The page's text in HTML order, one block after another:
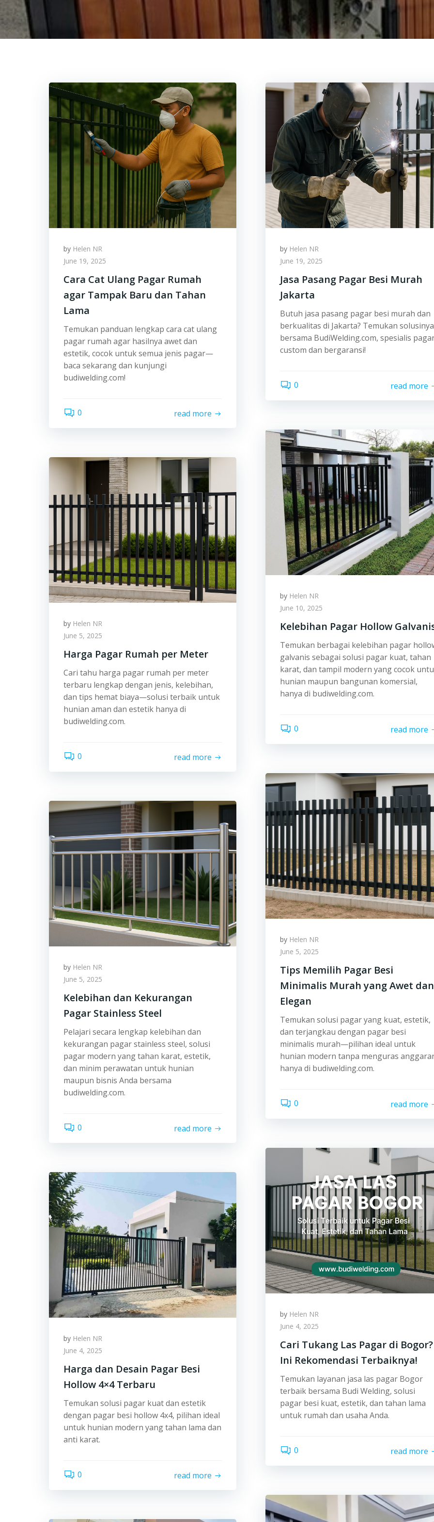
by Helen NR
June 19, 2025
Cara Cat Ulang Pagar Rumah
agar Tampak Baru dan Tahan
Lama
Temukan panduan lengkap cara cat ulang
pagar rumah agar hasilnya awet dan
estetik, cocok untuk semua jenis pagar—
baca sekarang dan kunjungi
budiwelding.com!
0 read more
by Helen NR
June 19, 2025
Jasa Pasang Pagar Besi Murah
Jakarta
Butuh jasa pasang pagar besi murah dan
berkualitas di Jakarta? Temukan solusinya
bersama BudiWelding.com, spesialis
custom dan bergaransi!
0 read more
by Helen NR
June 10, 2025
Kelebihan Pagar Hollow
Temukan berbagai kelebihan pagar
galvanis sebagai solusi pagar kuat, tahan
karat, dan tampil modern yang cocok
hunian maupun bangunan komersial,
hanya di budiwelding.com.
0 read more
by Helen NR
June 5, 2025
Harga Pagar Rumah per Meter
Cari tahu harga pagar rumah per meter
terbaru lengkap dengan jenis, kelebihan,
dan tips hemat biaya—solusi terbaik untuk
hunian aman dan estetik hanya di
budiwelding.com.
0 read more
by Helen NR
June 5, 2025
Tips Memilih Pagar Besi
Minimalis Murah yang Awet dan
Elegan
Temukan solusi pagar yang kuat, estetik,
dan terjangkau dengan pagar besi
minimalis murah—pilihan ideal untuk
hunian modern tanpa menguras
hanya di budiwelding.com.
0 read more
by Helen NR
June 5, 2025
Kelebihan dan Kekurangan
Pagar Stainless Steel
Pelajari secara lengkap kelebihan dan
kekurangan pagar stainless steel, solusi
pagar modern yang tahan karat, estetik,
dan minim perawatan untuk hunian
maupun bisnis Anda bersama
budiwelding.com.
0 read more
by Helen NR
June 4, 2025
Cari Tukang Las Pagar di Bogor?
Ini Rekomendasi Terbaiknya!
Temukan layanan jasa las pagar Bogor
terbaik bersama Budi Welding, solusi
pagar besi kuat, estetik, dan tahan lama
untuk rumah dan usaha Anda.
0 read more
by Helen NR
June 4, 2025
Harga dan Desain Pagar Besi
Hollow 4×4 Terbaru
Temukan solusi pagar kuat dan estetik
dengan pagar besi hollow 4x4, pilihan ideal
untuk hunian modern yang tahan lama dan
anti karat.
0 read more